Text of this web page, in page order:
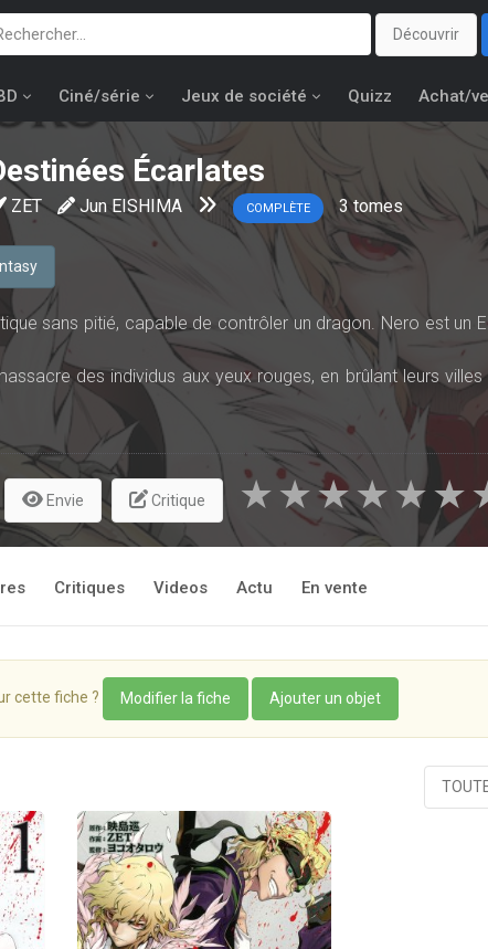
Découvrir
Ciné/série Jeux de société Quizz Achat/
Écarlates
ZET Jun EISHIMA COMPLÈTE 3tomes
sans pitié, capable de contrôler un dragon. Nero est un
des individus aux yeux rouges, en brûlant leurs
ils ?
Envie Critique ★
★
★
★
★
★
Critiques Videos Actu En vente
cette fiche ? Modifier la fiche Ajouter un objet